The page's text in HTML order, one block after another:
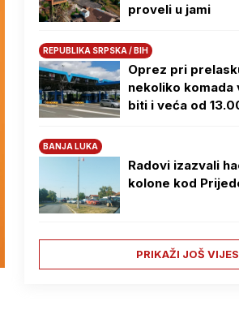
proveli u jami
REPUBLIKA SRPSKA / BIH
Oprez pri
nekoliko komada
biti i veća od
BANJA LUKA
Radovi izazvali
kolone kod
PRIKAŽI JOŠ